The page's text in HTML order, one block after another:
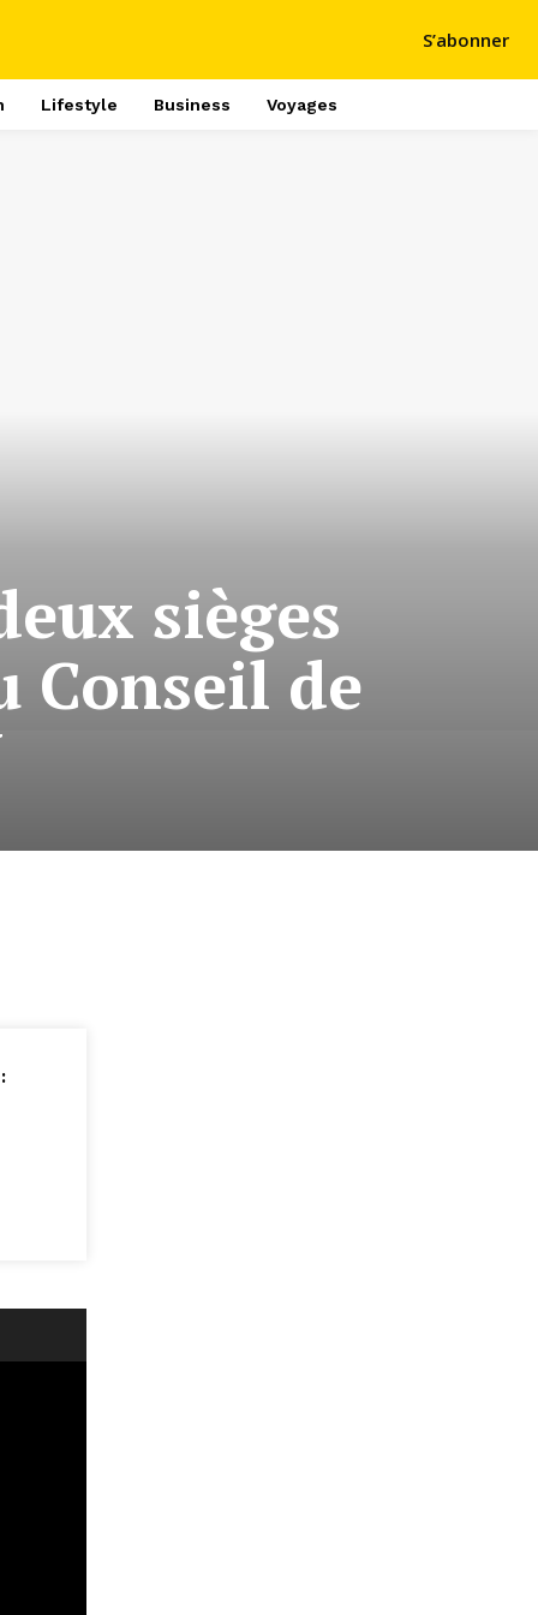
S’abonner
Lifestyle Business Voyages
sièges
Conseil de